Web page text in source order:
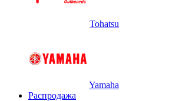
Tohatsu
Yamaha
Распродажа